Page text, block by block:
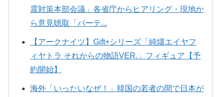
震対策本部会議」各省庁からヒアリング・現地か
ら意見聴取「パーテ...
【アークナイツ】Gift+シリーズ「純燼エイヤフ
ィヤトラ それからの物語VER.」フィギュア【予
約開始】
海外「いったいなぜ！」韓国の若者の間で日本が